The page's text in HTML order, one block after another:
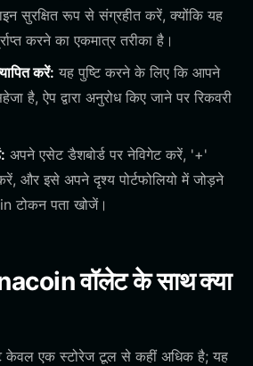
सुरक्षित रूप से संग्रहीत करें, क्योंकि यह
करने का एकमात्र तरीका है।
करें: यह पुष्टि करने के लिए कि आपने
है, ऐप द्वारा अनुरोध किए जाने पर रिकवरी
अपने एसेट डैशबोर्ड पर नेविगेट करें, '+'
और इसे अपने दृश्य पोर्टफोलियो में जोड़ने
टोकन पता खोजें।
वॉलेट के साथ क्या
एक स्टोरेज टूल से कहीं अधिक है; यह